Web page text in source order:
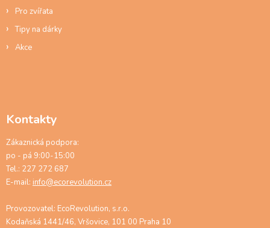
Pro zvířata
Tipy na dárky
Akce
Kontakty
Zákaznická podpora:
po - pá 9:00-15:00
Tel.: 227 272 687
E-mail: info@ecorevolution.cz
Provozovatel: EcoRevolution, s.r.o.
Kodaňská 1441/46, Vršovice, 101 00 Praha 10